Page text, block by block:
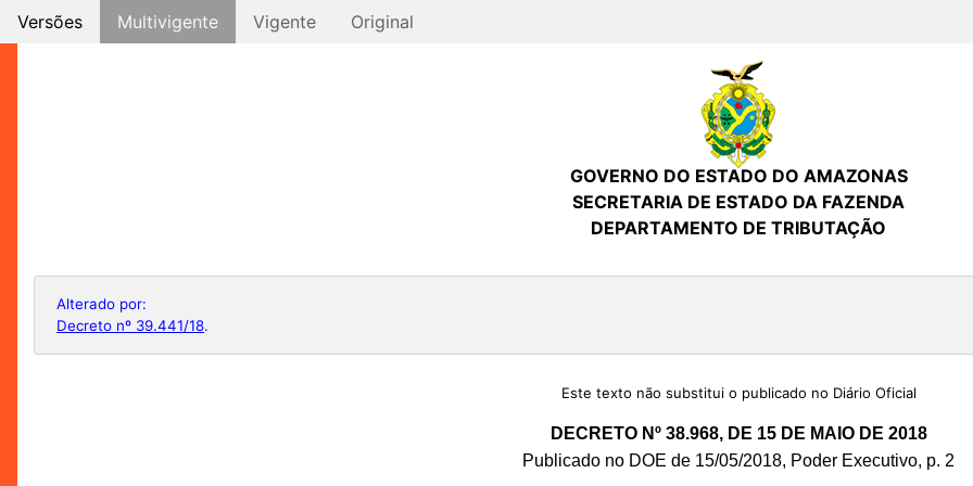
Versões Multivigente Vigente Original
GOVERNO DO ESTADO DO AMAZONAS
SECRETARIA DE ESTADO DA FAZENDA
DEPARTAMENTO DE TRIBUTAÇÃO
Alterado por:
Decreto nº 39.441/18.
Este texto não substitui o publicado no Diário Oficial
DECRETO Nº 38.968, DE 15 DE MAIO DE 2018
Publicado no DOE de 15/05/2018, Poder Executivo, p. 2